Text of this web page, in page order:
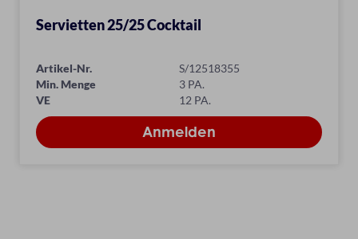
Servietten 25/25 Cocktail
Artikel-Nr.
S/12518355
Min. Menge
3 PA.
VE
12 PA.